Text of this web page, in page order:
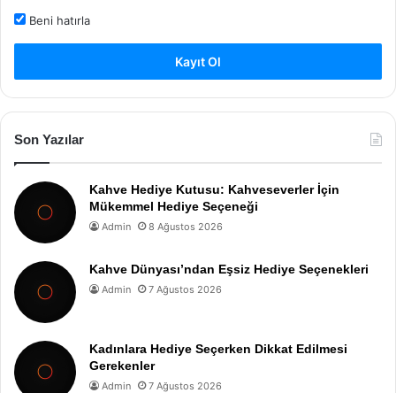
Beni hatırla
Kayıt Ol
Son Yazılar
Kahve Hediye Kutusu: Kahveseverler İçin
Mükemmel Hediye Seçeneği
Admin 8 Ağustos 2026
Kahve Dünyası’ndan Eşsiz Hediye Seçenekleri
Admin 7 Ağustos 2026
Kadınlara Hediye Seçerken Dikkat Edilmesi
Gerekenler
Admin 7 Ağustos 2026